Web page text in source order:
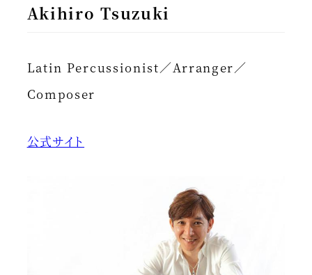
Akihiro Tsuzuki
Latin Percussionist／Arranger／
Composer
公式サイト